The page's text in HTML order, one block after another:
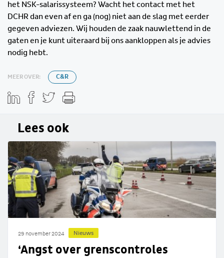
het NSK-salarissysteem? Wacht het contact met het
DCHR dan even af en ga (nog) niet aan de slag met eerder
gegeven adviezen. Wij houden de zaak nauwlettend in de
gaten en je kunt uiteraard bij ons aankloppen als je advies
nodig hebt.
MEER OVER: C&R
Lees ook
29 november 2024 Nieuws
‘Angst over grenscontroles